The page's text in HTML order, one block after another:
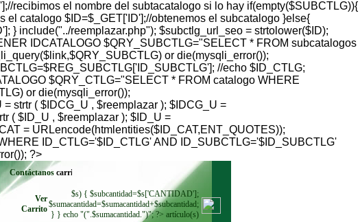
recibimos el nombre del subtacatalogo si lo hay if(empty($SUBCTLG)){
catalogo $ID=$_GET['ID'];//obtenemos el subcatalogo }else{
} include("../reemplazar.php"); $subctlg_url_seo = strtolower($ID);
IDCATALOGO $QRY_SUBCTLG="SELECT * FROM subcatalogos
or die(mysqli_error());
//echo $ID_CTLG;
$QRY_CTLG="SELECT * FROM catalogo WHERE
or die(mysqli_error());
strtr ( $IDCG_U , $reemplazar ); $IDCG_U =
( $ID_U , $reemplazar ); $ID_U =
= URLencode(htmlentities($ID_CAT,ENT_QUOTES));
ID_CTLG='$ID_CTLG' AND ID_SUBCTLG='$ID_SUBCTLG'
?>
Contáctanos
Ver
Carrito
$s) { $subcantidad=$s['CANTIDAD'];
$sumacantidad=$sumacantidad+$subcantidad;
} } echo "(".$sumacantidad.")"; ?> artículo(s)